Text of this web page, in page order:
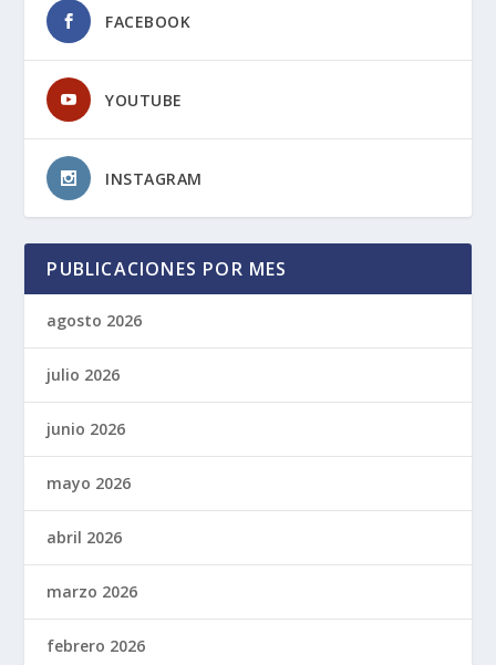
FACEBOOK
YOUTUBE
INSTAGRAM
PUBLICACIONES POR MES
agosto 2026
julio 2026
junio 2026
mayo 2026
abril 2026
marzo 2026
febrero 2026